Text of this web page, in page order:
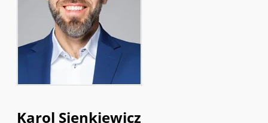
Karol Sienkiewicz